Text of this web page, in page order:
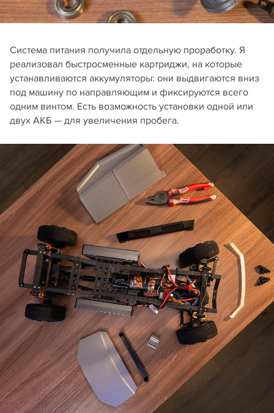
Система питания получила отдельную проработку. Я
реализовал быстросменные картриджи, на которые
устанавливаются аккумуляторы: они выдвигаются вниз
под машину по направляющим и фиксируются всего
одним винтом. Есть возможность установки одной или
двух АКБ — для увеличения пробега.